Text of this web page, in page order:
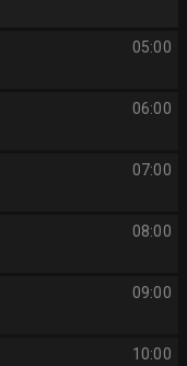
05:00
06:00
07:00
08:00
09:00
10:00